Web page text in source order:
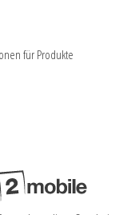
für Produkte